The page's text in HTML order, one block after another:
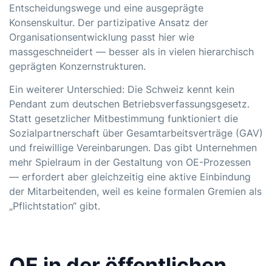
Entscheidungswege und eine ausgeprägte
Konsenskultur. Der partizipative Ansatz der
Organisationsentwicklung passt hier wie
massgeschneidert — besser als in vielen hierarchisch
geprägten Konzernstrukturen.
Ein weiterer Unterschied: Die Schweiz kennt kein
Pendant zum deutschen Betriebsverfassungsgesetz.
Statt gesetzlicher Mitbestimmung funktioniert die
Sozialpartnerschaft über Gesamtarbeitsverträge (GAV)
und freiwillige Vereinbarungen. Das gibt Unternehmen
mehr Spielraum in der Gestaltung von OE-Prozessen
— erfordert aber gleichzeitig eine aktive Einbindung
der Mitarbeitenden, weil es keine formalen Gremien als
„Pflichtstation“ gibt.